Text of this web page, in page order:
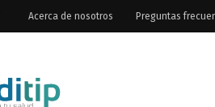
Acerca de nosotros Preguntas